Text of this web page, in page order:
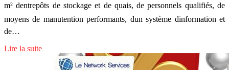
m² dentrepôts de stockage et de quais, de personnels qualifiés, de
moyens de manutention performants, dun système dinformation et
de…
Lire la suite